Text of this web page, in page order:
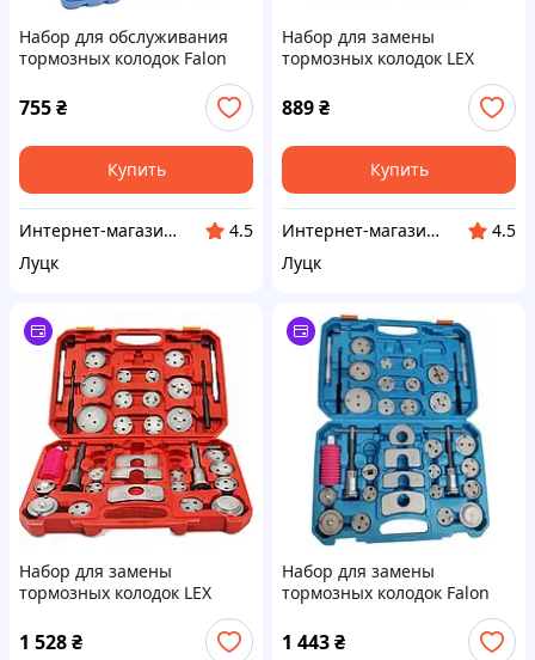
Набор для обслуживания
тормозных колодок Falon
755₴
Купить
Интернет-магазин EUROCRAFT
4.5
Луцк
Набор для замены
тормозных колодок LEX
889₴
Купить
Интернет-магазин EUROCRAFT
4.5
Луцк
Набор для замены
тормозных колодок LEX
1 528₴
Набор для замены
тормозных колодок Falon
1 443₴